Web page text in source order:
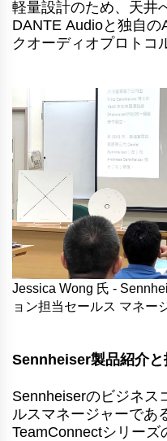
軽量設計のため、天井
DANTE Audioと独自の
クオーディオプロトコ
Jessica Wong 氏 -
ョン担当セールス マネー
Sennheiser製品紹介と
Sennheiserのビジネス
ルスマネージャーであ
TeamConnectシリー